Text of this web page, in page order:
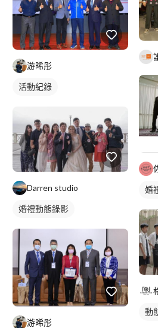
游晞彤
活動紀錄
Darren studio
婚禮動態錄影
游晞彤
婚
動